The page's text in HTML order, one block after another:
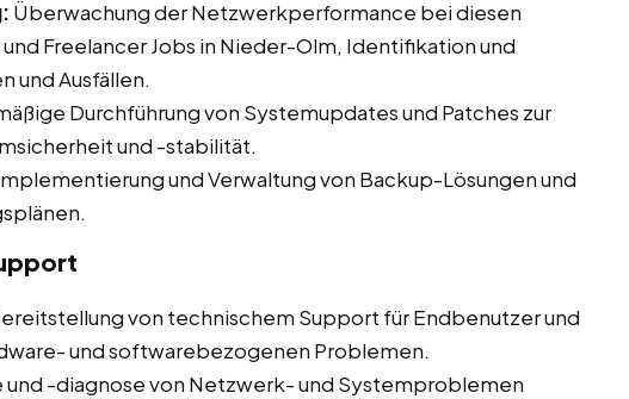
Überwachung der Netzwerkperformance bei diesen
Freelancer Jobs in Nieder-Olm, Identifikation und
und Ausfällen.
Durchführung von Systemupdates und Patches zur
und -stabilität.
und Verwaltung von Backup-Lösungen und
von technischem Support für Endbenutzer und
und softwarebezogenen Problemen.
und -diagnose von Netzwerk- und Systemproblemen